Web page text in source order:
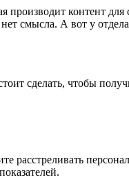
контент для
смысла. А вот у
сделать, чтобы
расстреливать